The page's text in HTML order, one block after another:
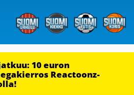
10 euron
Reactoonz-